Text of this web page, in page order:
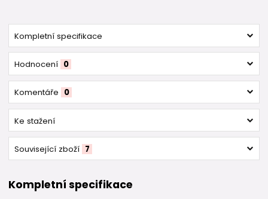
Kompletní specifikace
Hodnocení 0
Komentáře 0
Ke stažení
Související zboží 7
Kompletní specifikace